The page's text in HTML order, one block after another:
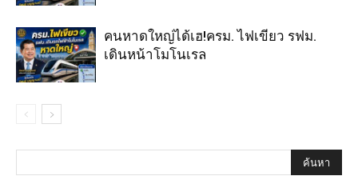
คนหาดใหญ่ได้เฮ!ครม. ไฟเขียว รฟม.
เดินหน้าโมโนเรล